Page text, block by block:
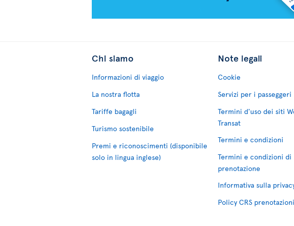
Chi siamo
Informazioni di viaggio
La nostra flotta
Tariffe bagagli
Turismo sostenibile
Premi e riconoscimenti (disponibile
solo in lingua inglese)
Note legali
Cookie
Servizi per i passeggeri
Termini d'uso dei siti
Transat
Termini e condizioni
Termini e condizioni di
prenotazione
Informativa sulla
Policy CRS